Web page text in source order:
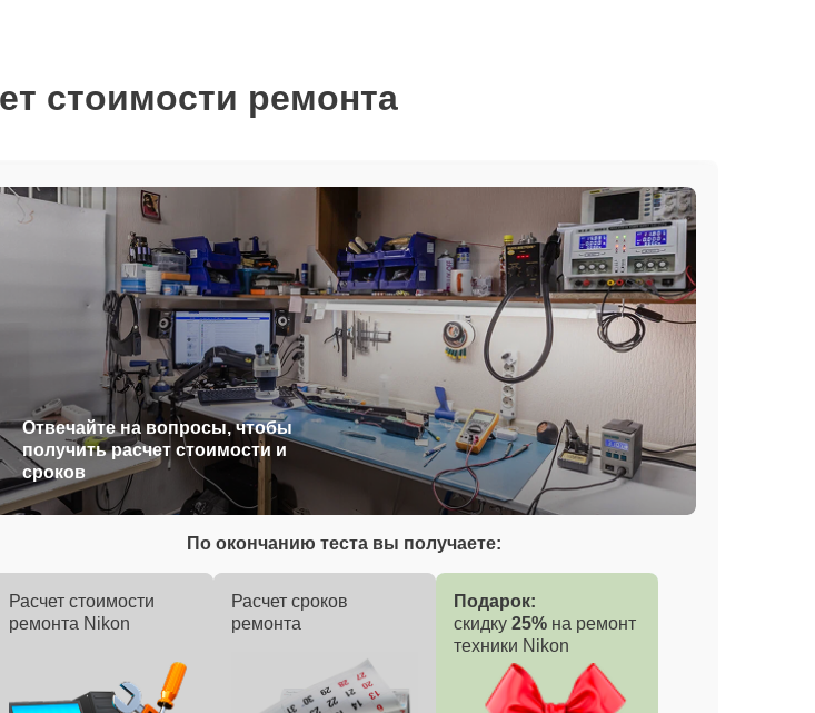
стоимости ремонта
Отвечайте на вопросы, чтобы
получить расчет стоимости и
сроков
По окончанию теста вы получаете:
Расчет стоимости
ремонта Nikon
Расчет сроков
ремонта
Подарок:
скидку 25% на ремонт
техники Nikon